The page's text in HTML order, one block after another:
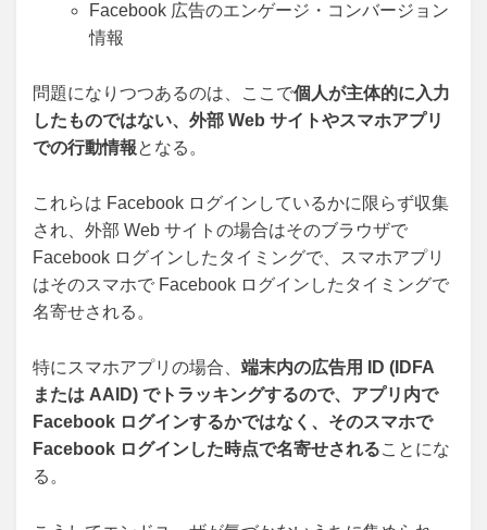
Facebook 広告のエンゲージ・コンバージョン
情報
問題になりつつあるのは、ここで個人が主体的に入力
したものではない、外部 Web サイトやスマホアプリ
での行動情報となる。
これらは Facebook ログインしているかに限らず収集
され、外部 Web サイトの場合はそのブラウザで
Facebook ログインしたタイミングで、スマホアプリ
はそのスマホで Facebook ログインしたタイミングで
名寄せされる。
特にスマホアプリの場合、 端末内の広告用 ID (IDFA
または AAID) でトラッキングするので、アプリ内で
Facebook ログインするかではなく、そのスマホで
Facebook ログインした時点で名寄せされることにな
る。